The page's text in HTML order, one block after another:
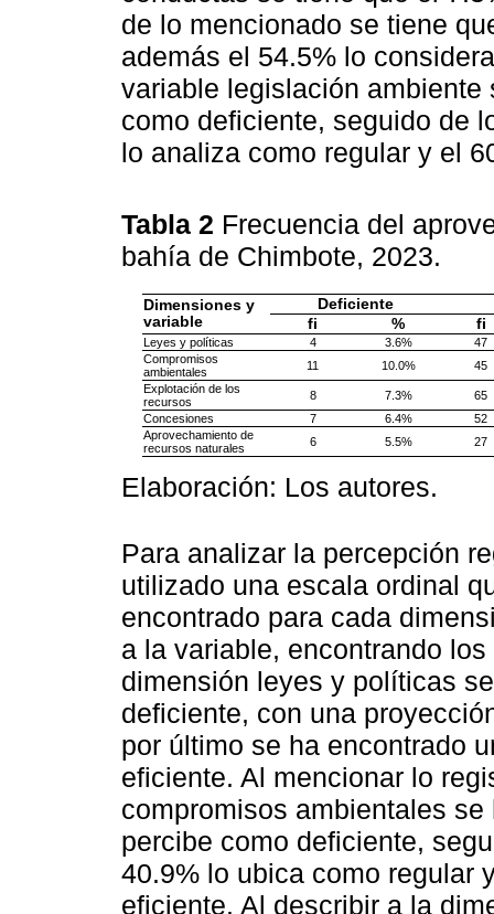
de lo mencionado se tiene
además el 54.5% lo
variable legislación
como deficiente, seguido de
lo analiza como regular y el
Tabla 2 Frecuencia del
bahía de Chimbote, 2023.
Dimensiones y
variable
Deficiente
fi
% fi
Leyes y políticas 4 3.6%
47
Compromisos
ambientales
11 10.0%
45
Explotación de los
recursos
8 7.3%
65
Concesiones
7 6.4%
52
Aprovechamiento de
recursos naturales
6 5.5% 27
Elaboración: Los autores.
Para analizar la percepción
utilizado una escala ordinal
encontrado para cada
a la variable, encontrando
dimensión leyes y políticas
deficiente, con una
por último se ha encontrado
eficiente. Al mencionar lo
compromisos ambientales
percibe como deficiente,
40.9% lo ubica como regular
eficiente. Al describir a la